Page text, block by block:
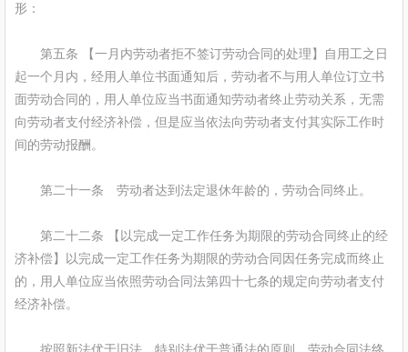
形：
第五条 【一月内劳动者拒不签订劳动合同的处理】自用工之日
起一个月内，经用人单位书面通知后，劳动者不与用人单位订立书
面劳动合同的，用人单位应当书面通知劳动者终止劳动关系，无需
向劳动者支付经济补偿，但是应当依法向劳动者支付其实际工作时
间的劳动报酬。
第二十一条 劳动者达到法定退休年龄的，劳动合同终止。
第二十二条 【以完成一定工作任务为期限的劳动合同终止的经
济补偿】以完成一定工作任务为期限的劳动合同因任务完成而终止
的，用人单位应当依照劳动合同法第四十七条的规定向劳动者支付
经济补偿。